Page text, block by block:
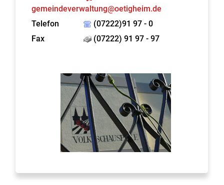
gemeindeverwaltung@oetigheim.de
Telefon
(07222)91 97 - 0
Fax
(07222) 91 97 - 97